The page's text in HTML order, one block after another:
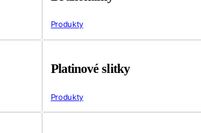
Produkty
Platinové slitky
Produkty